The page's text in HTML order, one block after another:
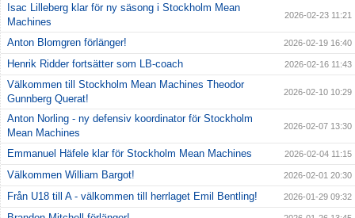
Isac Lilleberg klar för ny säsong i Stockholm Mean
Machines
2026-02-23 11:21
Anton Blomgren förlänger! 2026-02-19 16:40
Henrik Ridder fortsätter som LB-coach 2026-02-16 11:43
Välkommen till Stockholm Mean Machines Theodor
Gunnberg Querat!
2026-02-10 10:29
Anton Norling - ny defensiv koordinator för Stockholm
Mean Machines
2026-02-07 13:30
Emmanuel Häfele klar för Stockholm Mean Machines 2026-02-04 11:15
Välkommen William Bargot! 2026-02-01 20:30
Från U18 till A - välkommen till herrlaget Emil Bentling! 2026-01-29 09:32